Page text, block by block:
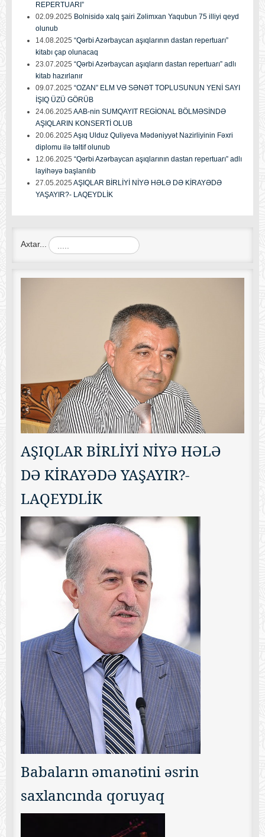
REPERTUARI”
02.09.2025 Bolnisidə xalq şairi Zəlimxan Yaqubun 75 illiyi qeyd
olunub
14.08.2025 “Qərbi Azərbaycan aşıqlarının dastan repertuarı”
kitabı çap olunacaq
23.07.2025 “Qərbi Azərbaycan aşıqların dastan repertuarı” adlı
kitab hazırlanır
09.07.2025 “OZAN” ELM VƏ SƏNƏT TOPLUSUNUN YENİ SAYI
İŞIQ ÜZÜ GÖRÜB
24.06.2025 AAB-nin SUMQAYIT REGİONAL BÖLMƏSİNDƏ
AŞIQLARIN KONSERTİ OLUB
20.06.2025 Aşıq Ulduz Quliyeva Mədəniyyət Nazirliyinin Fəxri
diplomu ilə təltif olunub
12.06.2025 “Qərbi Azərbaycan aşıqlarının dastan repertuarı” adlı
layihəyə başlanılıb
27.05.2025 AŞIQLAR BİRLİYİ NİYƏ HƏLƏ DƏ KİRAYƏDƏ
YAŞAYIR?- LAQEYDLİK
Axtar...
AŞIQLAR BİRLİYİ NİYƏ HƏLƏ
DƏ KİRAYƏDƏ YAŞAYIR?-
LAQEYDLİK
Babaların əmanətini əsrin
saxlancında qoruyaq